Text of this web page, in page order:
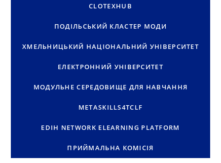
CLOTEXHUB
ПОДІЛЬСЬКИЙ КЛАСТЕР МОДИ
ХМЕЛЬНИЦЬКИЙ НАЦІОНАЛЬНИЙ УНІВЕРСИТЕТ
ЕЛЕКТРОННИЙ УНІВЕРСИТЕТ
МОДУЛЬНЕ СЕРЕДОВИЩЕ ДЛЯ НАВЧАННЯ
METASKILLS4TCLF
EDIH NETWORK ELEARNING PLATFORM
ПРИЙМАЛЬНА КОМІСІЯ